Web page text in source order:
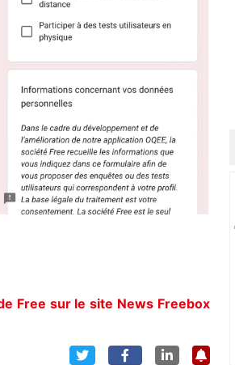
Free sur le site News Freebox